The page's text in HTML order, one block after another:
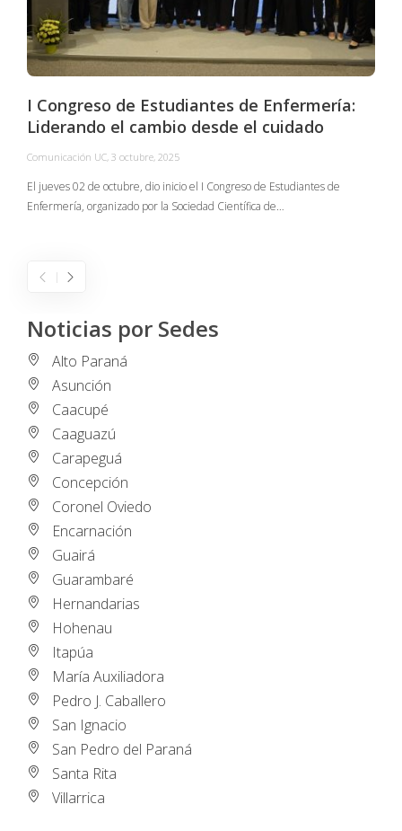
I Congreso de Estudiantes de Enfermería:
Liderando el cambio desde el cuidado
Comunicación UC, 3 octubre, 2025
El jueves 02 de octubre, dio inicio el I Congreso de Estudiantes de
Enfermería, organizado por la Sociedad Científica de…
Noticias por Sedes
Alto Paraná
Asunción
Caacupé
Caaguazú
Carapeguá
Concepción
Coronel Oviedo
Encarnación
Guairá
Guarambaré
Hernandarias
Hohenau
Itapúa
María Auxiliadora
Pedro J. Caballero
San Ignacio
San Pedro del Paraná
Santa Rita
Villarrica